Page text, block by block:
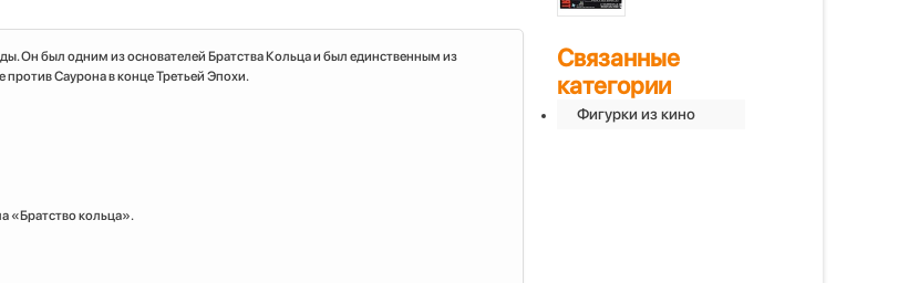
Он был одним из основателей Братства Кольца и был единственным из
Саурона в конце Третьей Эпохи.
«Братство кольца».
Связанные
категории
Фигурки из кино